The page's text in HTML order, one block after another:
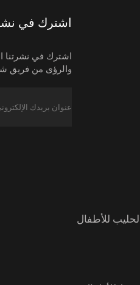
للأطفال
اشترك في
اشترك في نشرتنا
والرؤى من فريق